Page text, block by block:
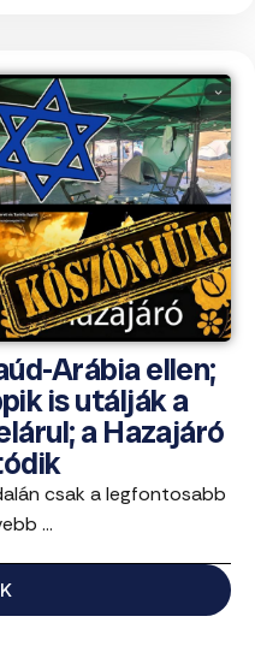
Arábia ellen;
is utálják a
a Hazajáró
csak a legfontosabb
...